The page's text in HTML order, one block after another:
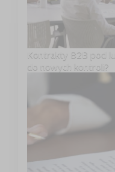
Kontrakty B2B pod
do nowych kontroli?